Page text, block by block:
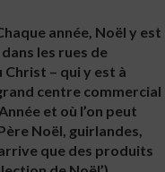
année, Noël y est
les rues de
– qui y est à
centre commercial
et où l’on peut
Noël, guirlandes,
que des produits